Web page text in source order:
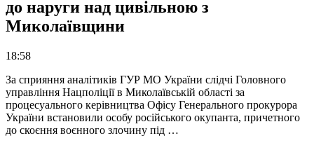
до наруги над цивільною з
Миколаївщини
18:58
За сприяння аналітиків ГУР МО України слідчі Головного
управління Нацполіції в Миколаївській області за
процесуального керівництва Офісу Генерального прокурора
України встановили особу російського окупанта, причетного
до скоєння воєнного злочину під …